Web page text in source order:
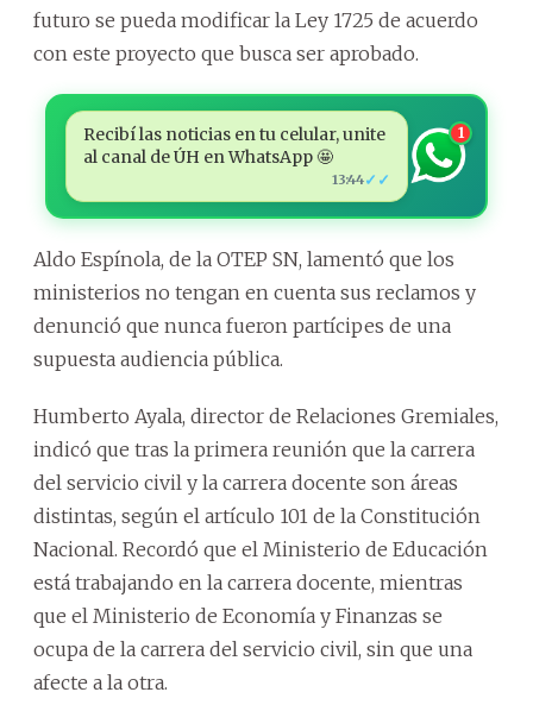
futuro se pueda modificar la Ley 1725 de acuerdo
con este proyecto que busca ser aprobado.
Recibí las noticias en tu celular, unite
al canal de ÚH en WhatsApp 🤩
13:44✓✓
1
Aldo Espínola, de la OTEP SN, lamentó que los
ministerios no tengan en cuenta sus reclamos y
denunció que nunca fueron partícipes de una
supuesta audiencia pública.
Humberto Ayala, director de Relaciones Gremiales,
indicó que tras la primera reunión que la carrera
del servicio civil y la carrera docente son áreas
distintas, según el artículo 101 de la Constitución
Nacional. Recordó que el Ministerio de Educación
está trabajando en la carrera docente, mientras
que el Ministerio de Economía y Finanzas se
ocupa de la carrera del servicio civil, sin que una
afecte a la otra.